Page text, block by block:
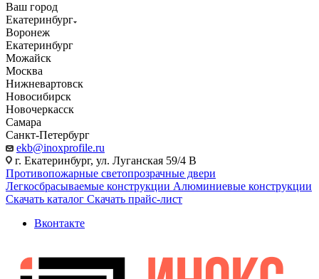
Ваш город
Екатеринбург
Воронеж
Екатеринбург
Можайск
Москва
Нижневартовск
Новосибирск
Новочеркасск
Самара
Санкт-Петербург
ekb@inoxprofile.ru
г. Екатеринбург, ул. Луганская 59/4 В
Противопожарные светопрозрачные двери
Легкосбрасываемые конструкции Алюминиевые конструкции
Скачать каталог Скачать прайс-лист
Вконтакте